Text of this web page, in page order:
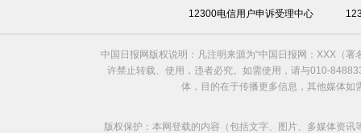
12300电信用户申诉受理中心
中国日报网版权说明：凡注明来源为“中国日报网：XXX（
许禁止转载、使用，违者必究。如需使用，请与010-
体，目的在于传播更多信息，其他媒体
版权保护：本网登载的内容（包括文字、图片、多媒体资